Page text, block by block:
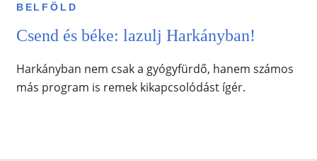
BELFÖLD
Csend és béke: lazulj Harkányban!
Harkányban nem csak a gyógyfürdő, hanem számos
más program is remek kikapcsolódást ígér.